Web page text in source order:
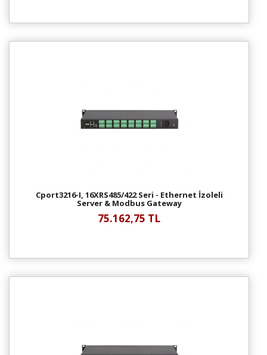
Cport3216-I, 16XRS485/422 Seri - Ethernet İzoleli
Server & Modbus Gateway
75.162,75 TL